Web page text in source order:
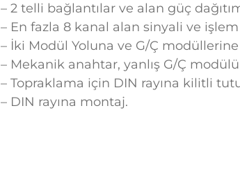
– 2 telli bağlantılar ve alan güç
– En fazla 8 kanal alan sinyali ve işlem
– İki Modül Yoluna ve G/Ç
– Mekanik anahtar, yanlış G/Ç
– Topraklama için DIN rayına kilitli
– DIN rayına montaj.